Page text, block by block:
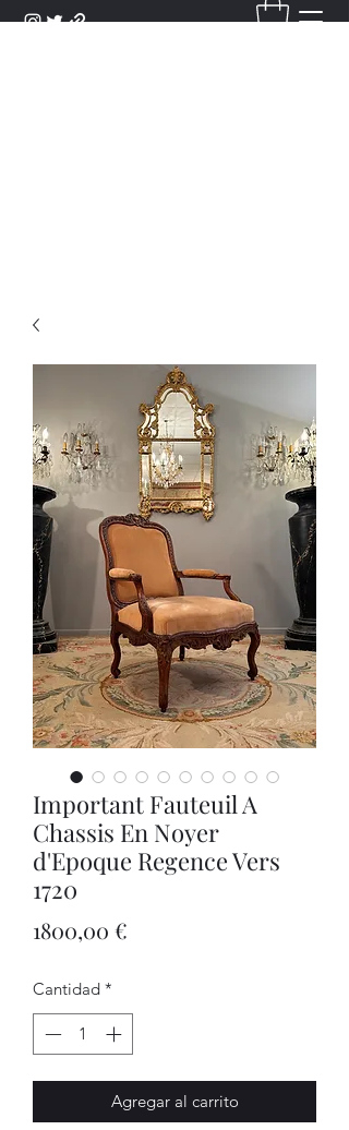
Important Fauteuil A
Chassis En Noyer
d'Epoque Regence Vers
1720
1800,00 €
Cantidad *
Agregar al carrito